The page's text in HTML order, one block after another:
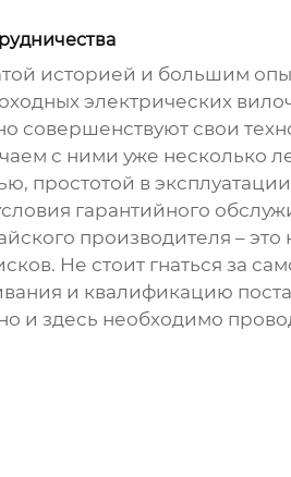
историей и большим
электрических
совершенствуют свои
с ними уже несколько
простотой в
гарантийного
производителя – это
Не стоит гнаться за
и квалификацию
и здесь необходимо